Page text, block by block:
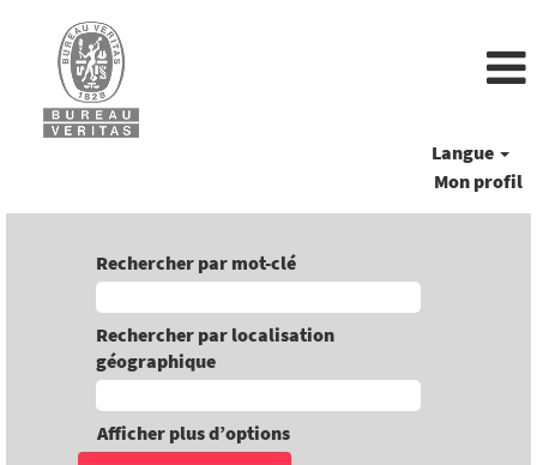
Langue
Mon profil
Rechercher par mot-clé
Rechercher par localisation
géographique
Afficher plus d’options